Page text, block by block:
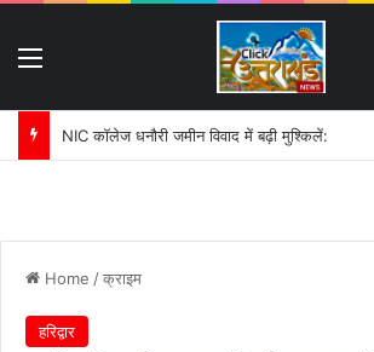
पहली बारिश में ढही बिजलीघर की चारदीवारी:
Home /क्राइम
हरिद्वार